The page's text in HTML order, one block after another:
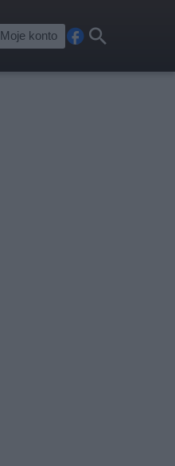
Moje konto
cebkaj